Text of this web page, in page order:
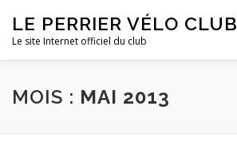
contenu
LE PERRIER VÉLO CLUB
Le site Internet officiel du club
ACTUALITÉS LE CLUB
MOIS : MAI 2013